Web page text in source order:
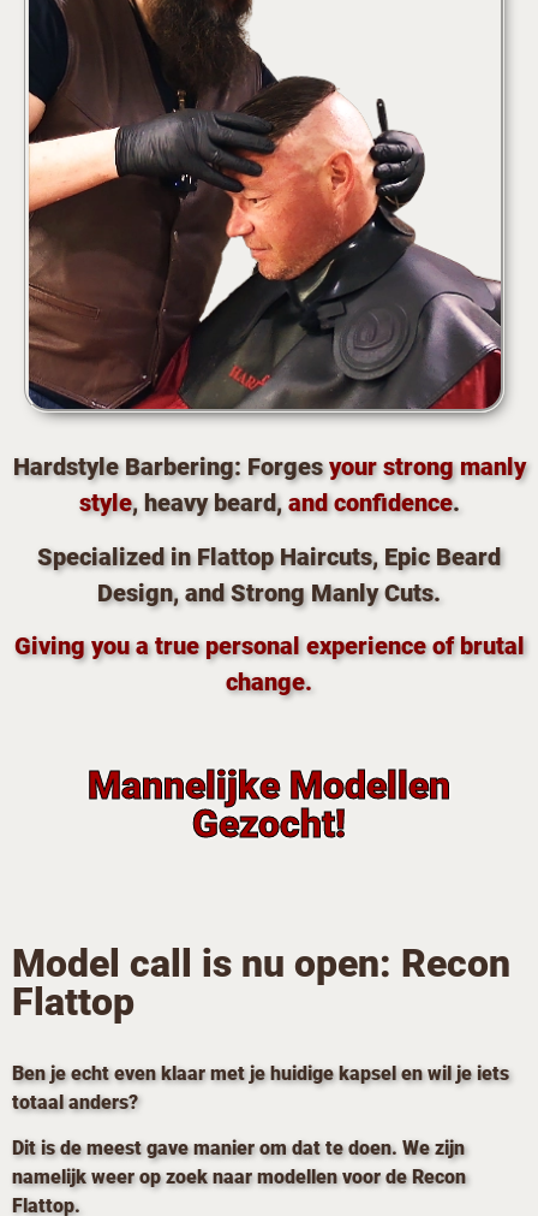
Hardstyle Barbering: Forgesyour strong manly
style, heavy beard, and confidence.
Specialized in Flattop Haircuts, Epic Beard
Design, and Strong Manly Cuts.
Giving you a true personal experience of brutal
change.
Mannelijke Modellen
Gezocht!
Model call is nu open: Recon
Flattop
Ben je echt even klaar met je huidige kapsel en wil je iets
totaal anders?
Dit is de meest gave manier om dat te doen. We zijn
namelijk weer op zoek naar modellen voor de Recon
Flattop.